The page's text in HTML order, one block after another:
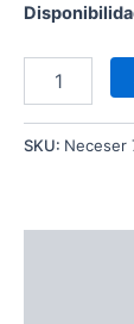
SKU: Neceser